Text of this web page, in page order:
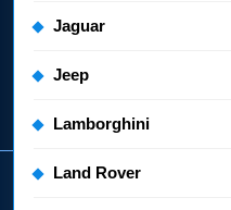
Jaguar
Jeep
Lamborghini
Land Rover